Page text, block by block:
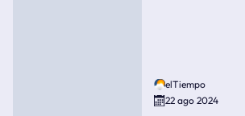
elTiempo
22 ago 2024